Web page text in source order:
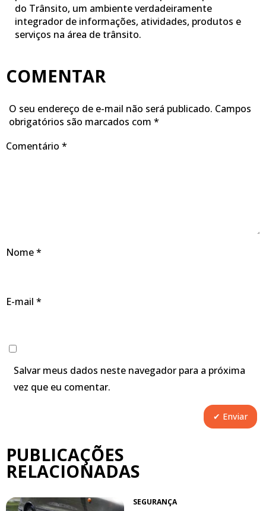
do Trânsito, um ambiente verdadeiramente
integrador de informações, atividades, produtos e
serviços na área de trânsito.
COMENTAR
O seu endereço de e-mail não será publicado. Campos
obrigatórios são marcados com *
Comentário *
Nome*
E-mail *
Salvar meus dados neste navegador para a próxima
vez que eu comentar.
PUBLICAÇÕES
RELACIONADAS
SEGURANÇA